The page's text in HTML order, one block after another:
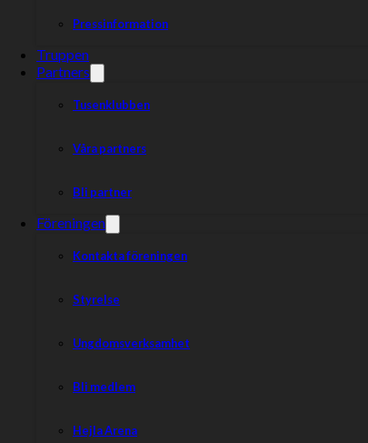
Pressinformation
Truppen
Partners
Tusenklubben
Våra partners
Bli partner
Föreningen
Kontakta föreningen
Styrelse
Ungdomsverksamhet
Bli medlem
Hejla Arena